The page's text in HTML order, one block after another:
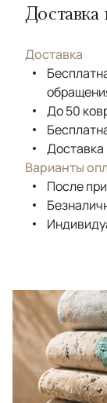
Доставка
Доставка
До 50
Доставка
Варианты
После